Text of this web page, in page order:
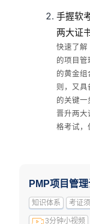
手握软
两大证
快速了解
的项目
的黄金组
则，又具
的关键一
晋升两大
格考试，
PMP项目管
知识体系 考证
3分钟小视频